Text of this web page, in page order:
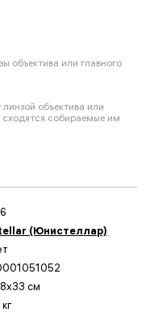
объектива или главного
объектива или
сходятся собираемые им
(Юнистеллар)
см